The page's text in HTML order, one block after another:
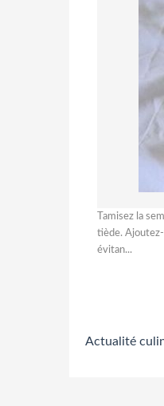
Tamisez la
tiède.
évitan...
Actualité